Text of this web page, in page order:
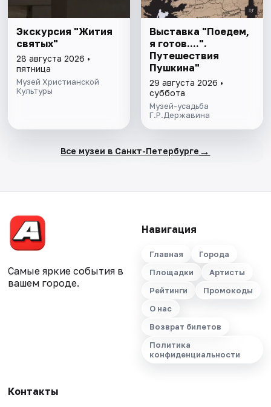
Экскурсия "Жития
святых"
28 августа 2026 •
пятница
Музей Христианской
Культуры
Выставка "Поедем,
я готов....".
Путешествия
Пушкина"
29 августа 2026 •
суббота
Музей-усадьба
Г.Р.Державина
Все музеи в Санкт-Петербурге →
Самые яркие события в
вашем городе.
Навигация
Главная
Города
Площадки
Артисты
Рейтинги
Промокоды
О нас
Возврат билетов
Политика
конфиденциальности
Контакты